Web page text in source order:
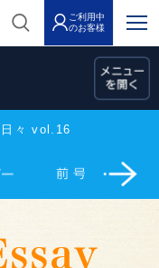
ご利用中
のお客様
々 vol.16